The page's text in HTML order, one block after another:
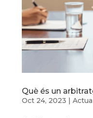
Què és un
Oct 24, 2023 |